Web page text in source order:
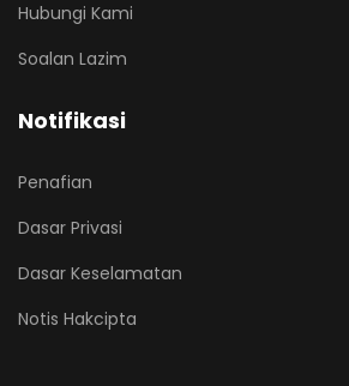
Hubungi Kami
Soalan Lazim
Notifikasi
Penafian
Dasar Privasi
Dasar Keselamatan
Notis Hakcipta